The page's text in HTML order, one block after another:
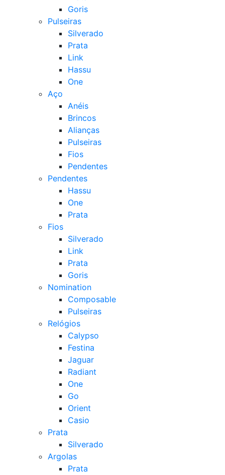
Goris
Pulseiras
Silverado
Prata
Link
Hassu
One
Aço
Anéis
Brincos
Alianças
Pulseiras
Fios
Pendentes
Pendentes
Hassu
One
Prata
Fios
Silverado
Link
Prata
Goris
Nomination
Composable
Pulseiras
Relógios
Calypso
Festina
Jaguar
Radiant
One
Go
Orient
Casio
Prata
Silverado
Argolas
Prata